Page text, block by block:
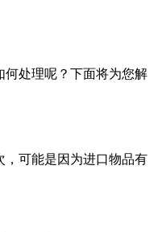
何处理呢？下面将为您解
，可能是因为进口物品有